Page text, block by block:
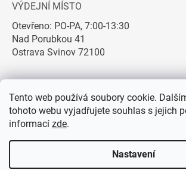
Tento web používá soubory cookie.
tohoto webu vyjadřujete souhlas s jejich
informací zde.
Nastavení
VÝDEJNÍ MÍSTO
Otevřeno: PO-PA, 7:00-13:30
Nad Porubkou 41
Ostrava Svinov 72100